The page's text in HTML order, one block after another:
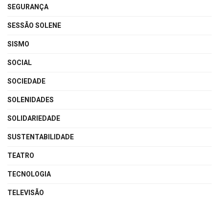
SEGURANÇA
SESSÃO SOLENE
SISMO
SOCIAL
SOCIEDADE
SOLENIDADES
SOLIDARIEDADE
SUSTENTABILIDADE
TEATRO
TECNOLOGIA
TELEVISÃO